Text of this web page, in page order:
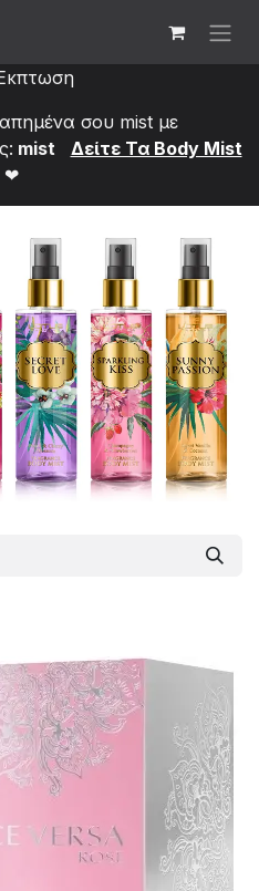
σου mist με
mist
Δείτε Τα Bod​y Mist
❤